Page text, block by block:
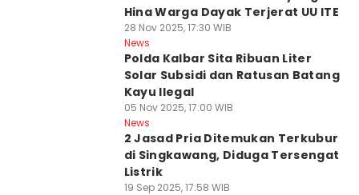
Hina Warga Dayak Terjerat UU ITE
28 Nov 2025, 17:30 WIB
News
Polda Kalbar Sita Ribuan Liter
Solar Subsidi dan Ratusan Batang
Kayu Ilegal
05 Nov 2025, 17:00 WIB
News
2 Jasad Pria Ditemukan Terkubur
di Singkawang, Diduga Tersengat
Listrik
19 Sep 2025, 17:58 WIB